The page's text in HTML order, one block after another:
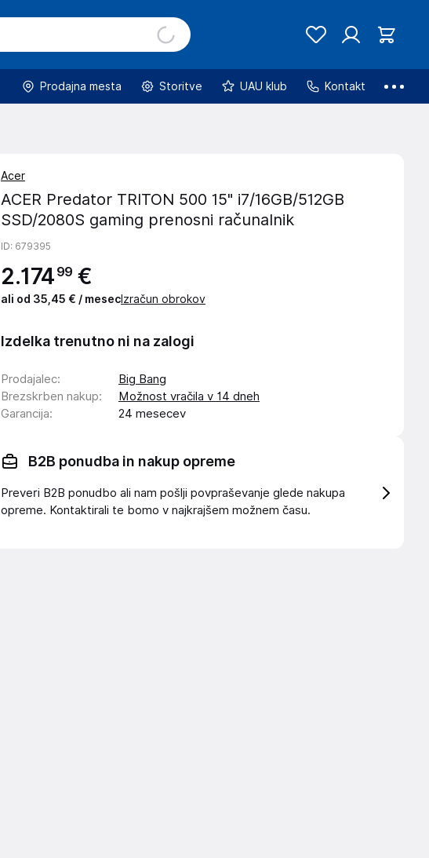
Prodajna mesta Storitve UAU klub Kontakt
Acer
ACER Predator TRITON 500 15" i7/16GB/512GB
SSD/2080S gaming prenosni računalnik
ID: 679395
2.174 99 €
ali od 35,45 € / mesec Izračun obrokov
Izdelka trenutno ni na zalogi
Prodajalec:
Big Bang
Brezskrben nakup:
Možnost vračila v 14 dneh
Garancija: 24 mesecev
B2B ponudba in nakup opreme
Preveri B2B ponudbo ali nam pošlji povpraševanje glede nakupa
opreme. Kontaktirali te bomo v najkrajšem možnem času.